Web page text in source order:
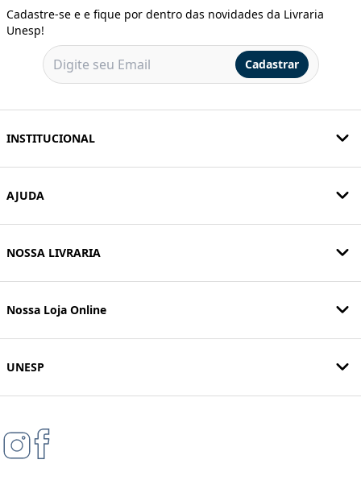
Cadastre-se e e fique por dentro das novidades da Livraria
Unesp!
Cadastrar
INSTITUCIONAL
AJUDA
NOSSA LIVRARIA
Nossa Loja Online
UNESP